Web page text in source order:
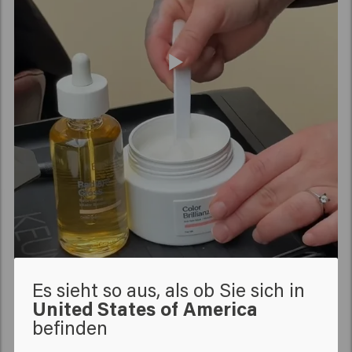
Es sieht so aus, als ob Sie sich in
United States of America
befinden